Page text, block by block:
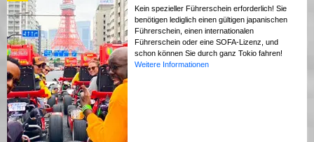
Kein spezieller Führerschein erforderlich! Sie
benötigen lediglich einen gültigen japanischen
Führerschein, einen internationalen
Führerschein oder eine SOFA-Lizenz, und
schon können Sie durch ganz Tokio fahren!
Weitere Informationen